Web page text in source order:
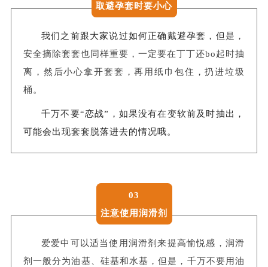
取避孕套时要小心
我们之前跟大家说过如何正确戴避孕套，但 是，
安全摘除套套也同样重要，一定要在丁丁还bo起时抽
离，然后小心拿开套套，再用纸巾包住，扔进垃圾
桶。
千万不要“恋战”，如果没有在变软前及时抽出，
可能会出现套套脱落进去的情况哦。
03
注意使用润滑剂
爱爱中可以适当使用润滑剂来提高愉悦感，润滑
剂一般分为油基、硅基和水基，但是，千万不要用油